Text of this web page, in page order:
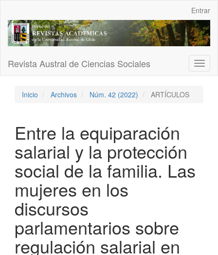
Contenido
principal
Barra
Entrar
Revista Austral de Ciencias Sociales
Inicio Archivos Núm. 42 (2022) ARTÍCULOS
Entre la equiparación
salarial y la protección
social de la familia. Las
mujeres en los
discursos
parlamentarios sobre
regulación salarial en